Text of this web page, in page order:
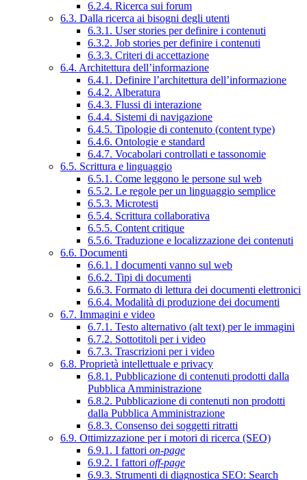
6.2.4. Ricerca sui forum
6.3. Dalla ricerca ai bisogni degli utenti
6.3.1. User stories per definire i contenuti
6.3.2. Job stories per definire i contenuti
6.3.3. Criteri di accettazione
6.4. Architettura dell’informazione
6.4.1. Definire l’architettura dell’informazione
6.4.2. Alberatura
6.4.3. Flussi di interazione
6.4.4. Sistemi di navigazione
6.4.5. Tipologie di contenuto (content type)
6.4.6. Ontologie e standard
6.4.7. Vocabolari controllati e tassonomie
6.5. Scrittura e linguaggio
6.5.1. Come leggono le persone sul web
6.5.2. Le regole per un linguaggio semplice
6.5.3. Microtesti
6.5.4. Scrittura collaborativa
6.5.5. Content critique
6.5.6. Traduzione e localizzazione dei contenuti
6.6. Documenti
6.6.1. I documenti vanno sul web
6.6.2. Tipi di documenti
6.6.3. Formato di lettura dei documenti elettronici
6.6.4. Modalità di produzione dei documenti
6.7. Immagini e video
6.7.1. Testo alternativo (alt text) per le immagini
6.7.2. Sottotitoli per i video
6.7.3. Trascrizioni per i video
6.8. Proprietà intellettuale e privacy
6.8.1. Pubblicazione di contenuti prodotti dalla
Pubblica Amministrazione
6.8.2. Pubblicazione di contenuti non prodotti
dalla Pubblica Amministrazione
6.8.3. Consenso dei soggetti ritratti
6.9. Ottimizzazione per i motori di ricerca (SEO)
6.9.1. I fattori on-page
6.9.2. I fattori off-page
6.9.3. Strumenti di diagnostica SEO: Search